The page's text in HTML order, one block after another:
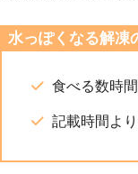
水っぽくなる解凍
食べる数時
記載時間より